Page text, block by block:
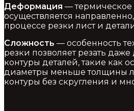
Деформация — термическое
осуществляется
процессе резки лист и
Сложность — особенность
резки позволяет резать
контуры деталей, такие как
диаметры меньше толщины
контуры без скругления и